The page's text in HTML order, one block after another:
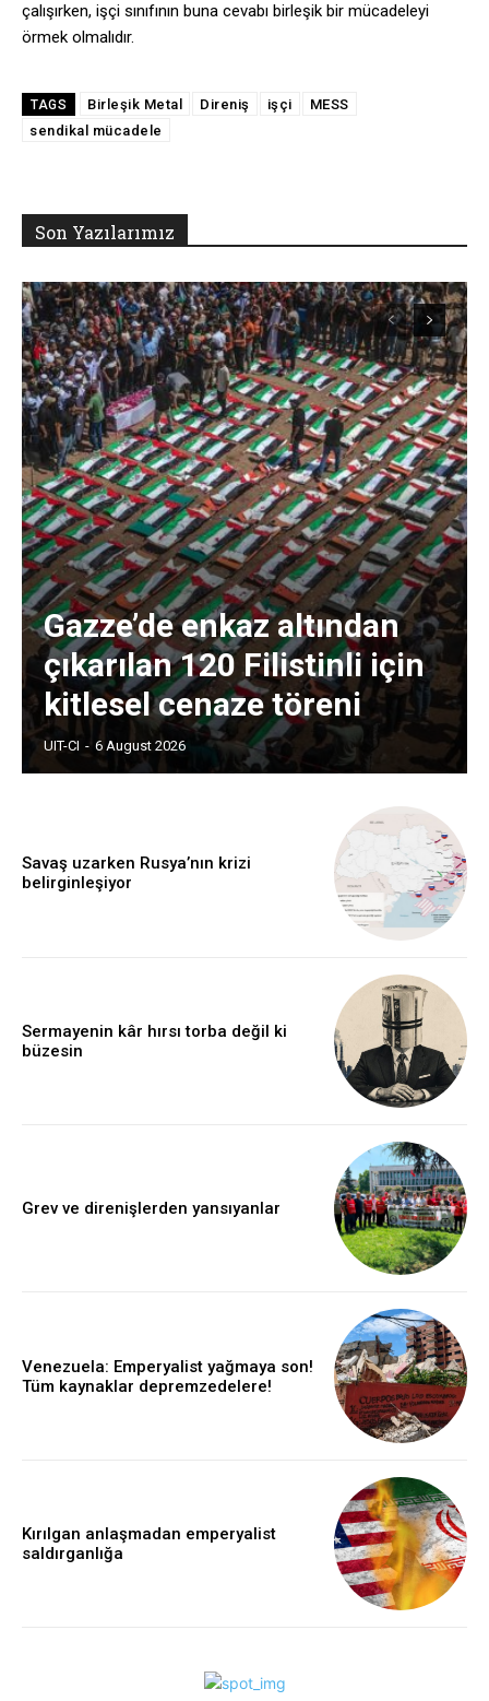
çalışırken, işçi sınıfının buna cevabı birleşik bir mücadeleyi
örmek olmalıdır.
TAGS Birleşik Metal Direniş işçi
MESS
sendikal mücadele
Son Yazılarımız
Gazze’de enkaz altından
çıkarılan 120 Filistinli için
kitlesel cenaze töreni
UIT-CI - 6 August 2026
Savaş uzarken Rusya’nın krizi
belirginleşiyor
Sermayenin kâr hırsı torba değil ki
büzesin
Grev ve direnişlerden yansıyanlar
Venezuela: Emperyalist yağmaya son!
Tüm kaynaklar depremzedelere!
Kırılgan anlaşmadan emperyalist
saldırganlığa